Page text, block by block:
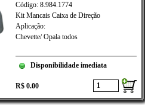
Código: 8.984.1774
Kit Mancais Caixa de Direção
Aplicação:
Chevette/ Opala todos
Disponibilidade imediata
R$ 0.00